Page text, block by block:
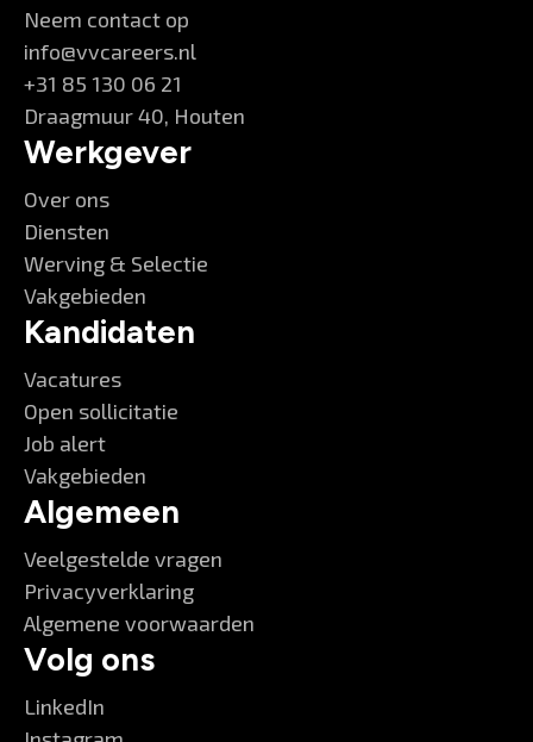
Neem contact op
info@vvcareers.nl
+31 85 130 06 21
Draagmuur 40, Houten
Werkgever
Over ons
Diensten
Werving & Selectie
Vakgebieden
Kandidaten
Vacatures
Open sollicitatie
Job alert
Vakgebieden
Algemeen
Veelgestelde vragen
Privacyverklaring
Algemene voorwaarden
Volg ons
LinkedIn